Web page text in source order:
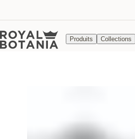
Produits Collections